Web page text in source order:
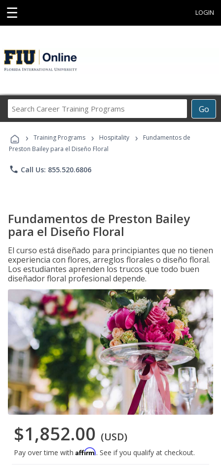
☰ LOGIN
Go
Career
Programs
› Training Programs › Hospitality ›
Fundamentos de
Preston Bailey para el Diseño Floral
phone Call Us: 855.520.6806
Fundamentos de Preston Bailey
para el Diseño Floral
El curso está diseñado para principiantes que no tienen
experiencia con flores, arreglos florales o diseño floral.
Los estudiantes aprenden los trucos que todo buen
diseñador floral profesional depende.
$1,852.00 (USD)
Pay over time with Affirm. See if you qualify at checkout.